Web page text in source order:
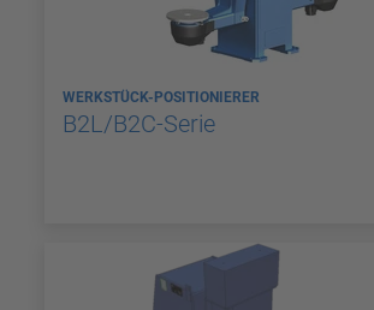
WERKSTÜCK-POSITIONIERER
B2L/B2C-Serie